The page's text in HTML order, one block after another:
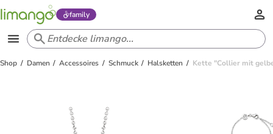
family
Shop Damen Accessoires Schmuck Halsketten Kette "Collier mit